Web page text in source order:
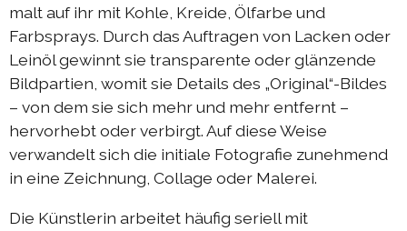
malt auf ihr mit Kohle, Kreide, Ölfarbe und
Farbsprays. Durch das Auftragen von Lacken oder
Leinöl gewinnt sie transparente oder glänzende
Bildpartien, womit sie Details des „Original“-Bildes
– von dem sie sich mehr und mehr entfernt –
hervorhebt oder verbirgt. Auf diese Weise
verwandelt sich die initiale Fotografie zunehmend
in eine Zeichnung, Collage oder Malerei.
Die Künstlerin arbeitet häufig seriell mit